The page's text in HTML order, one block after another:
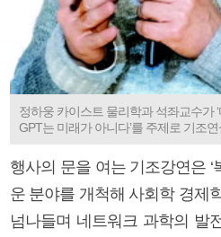
정하웅 카이스트 물리학과 석좌교수가
GPT는 미래가 아니다’를 주제로 기조
행사의 문을 여는 기조강연은 ‘
운 분야를 개척해 사회학 경제
넘나들며 네트워크 과학의 발